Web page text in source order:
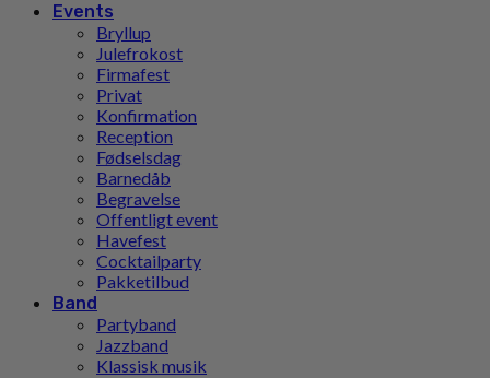
Events
Bryllup
Julefrokost
Firmafest
Privat
Konfirmation
Reception
Fødselsdag
Barnedåb
Begravelse
Offentligt event
Havefest
Cocktailparty
Pakketilbud
Band
Partyband
Jazzband
Klassisk musik